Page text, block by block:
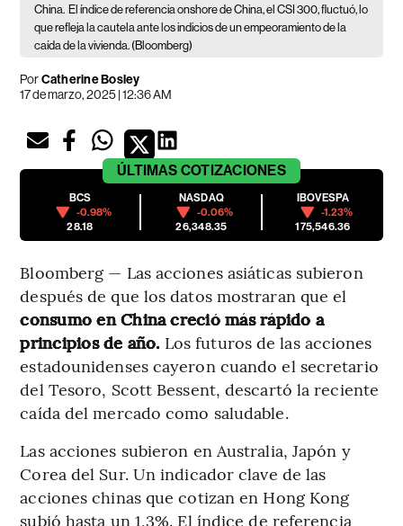
China. El índice de referencia onshore de China, el CSI 300, fluctuó, lo
que refleja la cautela ante los indicios de un empeoramiento de la
caída de la vivienda. (Bloomberg)
PorCatherine Bosley
17 de marzo, 2025 | 12:36 AM
ÚLTIMAS COTIZACIONES
BCS
-0.98%
28.18
NASDAQ
-0.06%
26,348.35
IBOVESPA
-1.23%
175,546.36
Bloomberg — Las acciones asiáticas subieron
después de que los datos mostraran que el
consumo en China creció más rápido a
principios de año. Los futuros de las acciones
estadounidenses cayeron cuando el secretario
del Tesoro, Scott Bessent, descartó la reciente
caída del mercado como saludable.
Las acciones subieron en Australia, Japón y
Corea del Sur. Un indicador clave de las
acciones chinas que cotizan en Hong Kong
subió hasta un 1,3%. El índice de referencia